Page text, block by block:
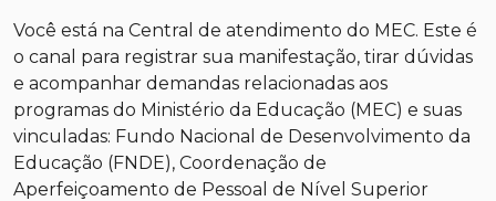
Você está na Central de atendimento do MEC. Este é
o canal para registrar sua manifestação, tirar dúvidas
e acompanhar demandas relacionadas aos
programas do Ministério da Educação (MEC) e suas
vinculadas: Fundo Nacional de Desenvolvimento da
Educação (FNDE), Coordenação de
Aperfeiçoamento de Pessoal de Nível Superior